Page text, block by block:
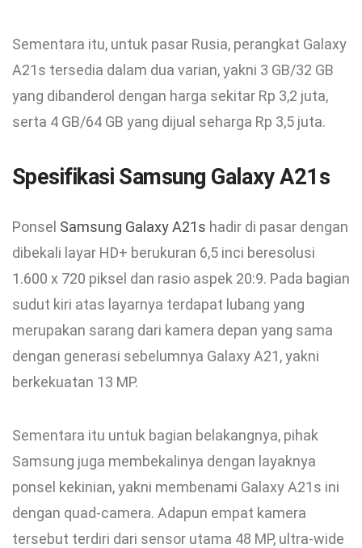
Sementara itu, untuk pasar Rusia, perangkat Galaxy
A21s tersedia dalam dua varian, yakni 3 GB/32 GB
yang dibanderol dengan harga sekitar Rp 3,2 juta,
serta 4 GB/64 GB yang dijual seharga Rp 3,5 juta.
Spesifikasi Samsung Galaxy A21s
Ponsel Samsung Galaxy A21s hadir di pasar dengan
dibekali layar HD+ berukuran 6,5 inci beresolusi
1.600 x 720 piksel dan rasio aspek 20:9. Pada bagian
sudut kiri atas layarnya terdapat lubang yang
merupakan sarang dari kamera depan yang sama
dengan generasi sebelumnya Galaxy A21, yakni
berkekuatan 13 MP.
Sementara itu untuk bagian belakangnya, pihak
Samsung juga membekalinya dengan layaknya
ponsel kekinian, yakni membenami Galaxy A21s ini
dengan quad-camera. Adapun empat kamera
tersebut terdiri dari sensor utama 48 MP, ultra-wide